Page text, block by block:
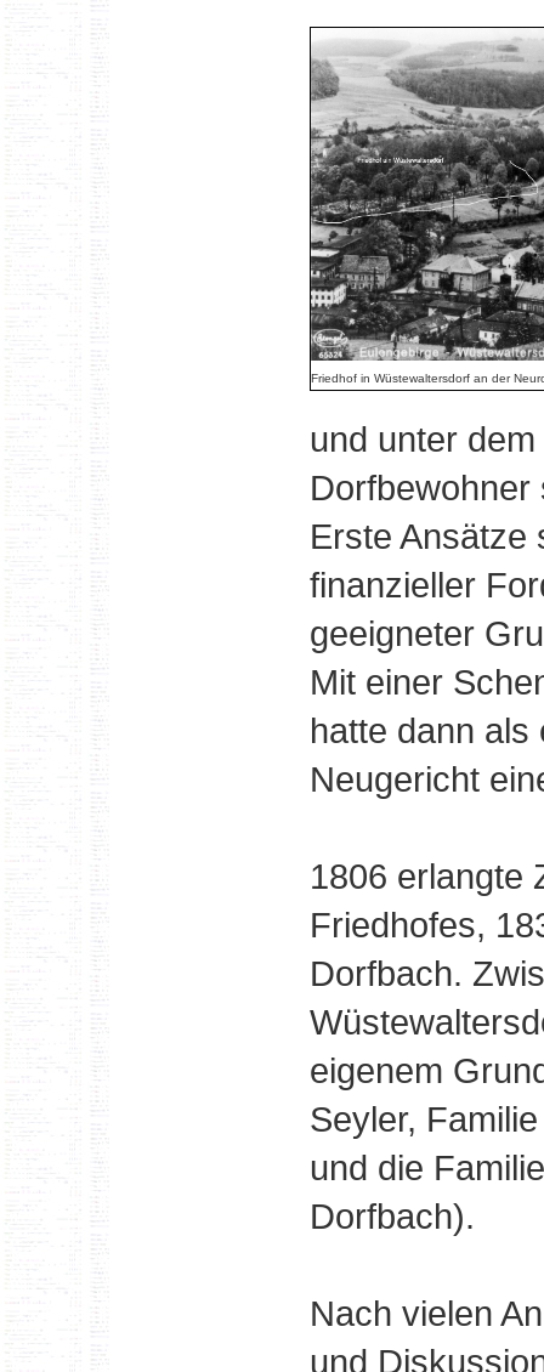
Friedhof in Wüstewaltersdorf an der
und unter
Erste Ansätze
finanzieller
geeigneter
Mit einer
hatte dann als
Neugericht
1806 erlangte
Friedhofes,
Dorfbach.
eigenem
Seyler,
und die
Dorfbach).
Nach vielen
und